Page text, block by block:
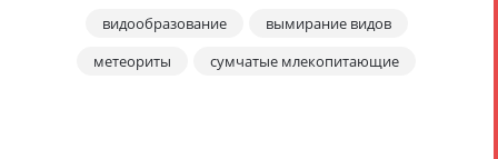
видообразование
вымирание видов
метеориты
сумчатые млекопитающие